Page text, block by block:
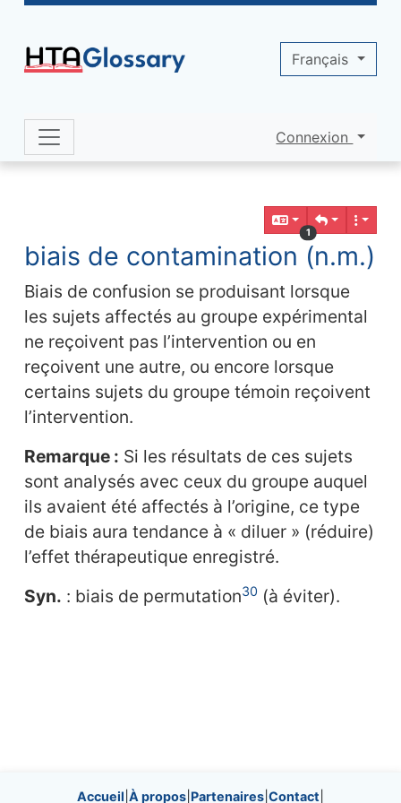
Navigation and related functionality
1
biais de contamination (n.m.)
Biais de confusion se produisant lorsque
les sujets affectés au groupe expérimental
ne reçoivent pas l’intervention ou en
reçoivent une autre, ou encore lorsque
certains sujets du groupe témoin reçoivent
l’intervention.
Remarque : Si les résultats de ces sujets
sont analysés avec ceux du groupe auquel
ils avaient été affectés à l’origine, ce type
de biais aura tendance à « diluer » (réduire)
l’effet thérapeutique enregistré.
Syn. : biais de permutation30 (à éviter).
Accueil À propos Partenaires Contact
Site identity, navigation, etc.
Connexion
Français